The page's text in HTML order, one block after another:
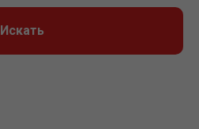
Искать